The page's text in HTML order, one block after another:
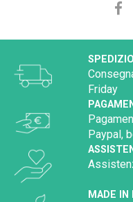
Friday
Paypal,
MADE IN